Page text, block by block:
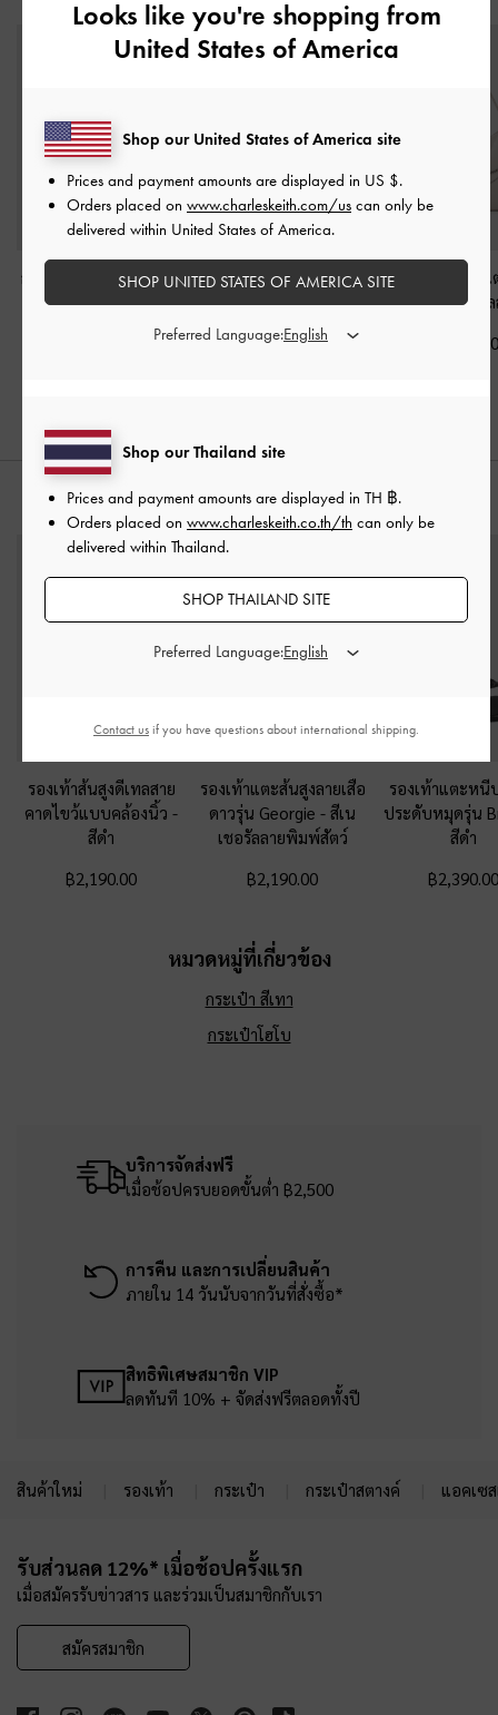
กระเป๋าโฮโบหนังกลับรุ่น
Adalyn-สีสโตนเกรย์
กระเป๋าสะพายไหล่หนัง
กลับหูจับทรงยาวรุ่น
Noane
สีสโตนเกรย์
กระเป๋าโฮโบตก
Atwood-สีเช
฿3,590.00
สไตล์ลุคด้วย
รองเท้าส้นสูงดีเทลสาย
คาดไขว้แบบคล้องนิ้ว-
สีดำ
฿2,190.00
รองเท้าแตะส้นสูงลายเสือ
ดาวรุ่น Georgie-สีเน
เชอรัลลายพิมพ์สัตว์
฿2,190.00
รองเท้าแตะหนี
ประดับหมุดรุ่น
สีดำ
฿2,390.00
หมวดหมู่ที่เกี่ยวข้อง
กระเป๋า สีเทา
กระเป๋าโฮโบ
บริการจัดส่งฟรี
เมื่อช้อปครบยอดขั้นต่ำ ฿2,500
การคืน และการเปลี่ยนสินค้า
ภายใน 14 วันนับจากวันที่สั่งซื้อ*
สิทธิพิเศษสมาชิก VIP
ลดทันที 10% + จัดส่งฟรีตลอดทั้งปี
สินค้าใหม่ รองเท้า กระเป๋า กระเป๋าสตางค์ แอคเซ
รับส่วนลด 12%* เมื่อช้อปครั้งแรก
เมื่อสมัครรับข่าวสาร และร่วมเป็นสมาชิกกับเรา
สมัครสมาชิก
Looks like you're shopping from
United States of America
Shop our Thailand site
Prices and payment amounts are displayed in TH ฿.
Orders placed on www.charleskeith.co.th/th can only be
delivered within Thailand.
SHOP THAILAND SITE
Preferred Language:
Shop our United States of America site
Prices and payment amounts are displayed in US $.
Orders placed on www.charleskeith.com/us can only be
delivered within United States of America.
SHOP UNITED STATES OF AMERICA SITE
Preferred Language:
Contact us if you have questions about international shipping.